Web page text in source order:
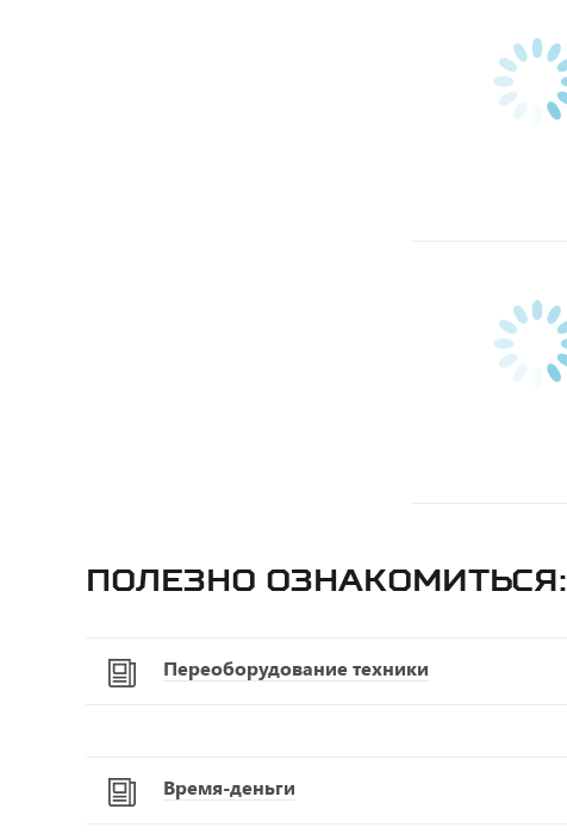
Полезно ознакомиться:
Переоборудование техники
Время-деньги